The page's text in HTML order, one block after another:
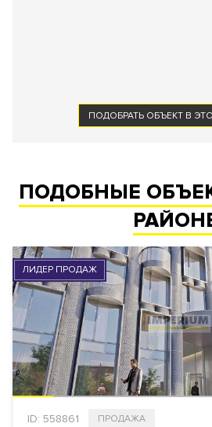
ПОДОБРАТЬ ОБЪЕКТ В
ПОДОБНЫЕ
ЛИДЕР ПРОДАЖ
ID: 558861 ПРОДАЖА